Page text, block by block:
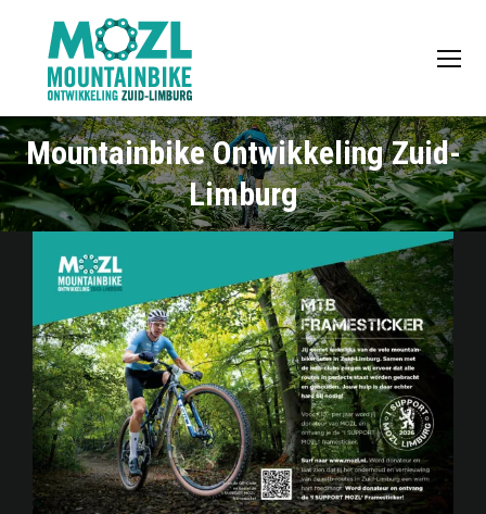
Mountainbike Ontwikkeling Zuid-
Limburg